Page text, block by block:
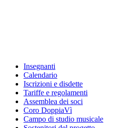
Insegnanti
Calendario
Iscrizioni e disdette
Tariffe e regolamenti
Assemblea dei soci
Coro DoppiaVì
Campo di studio musicale